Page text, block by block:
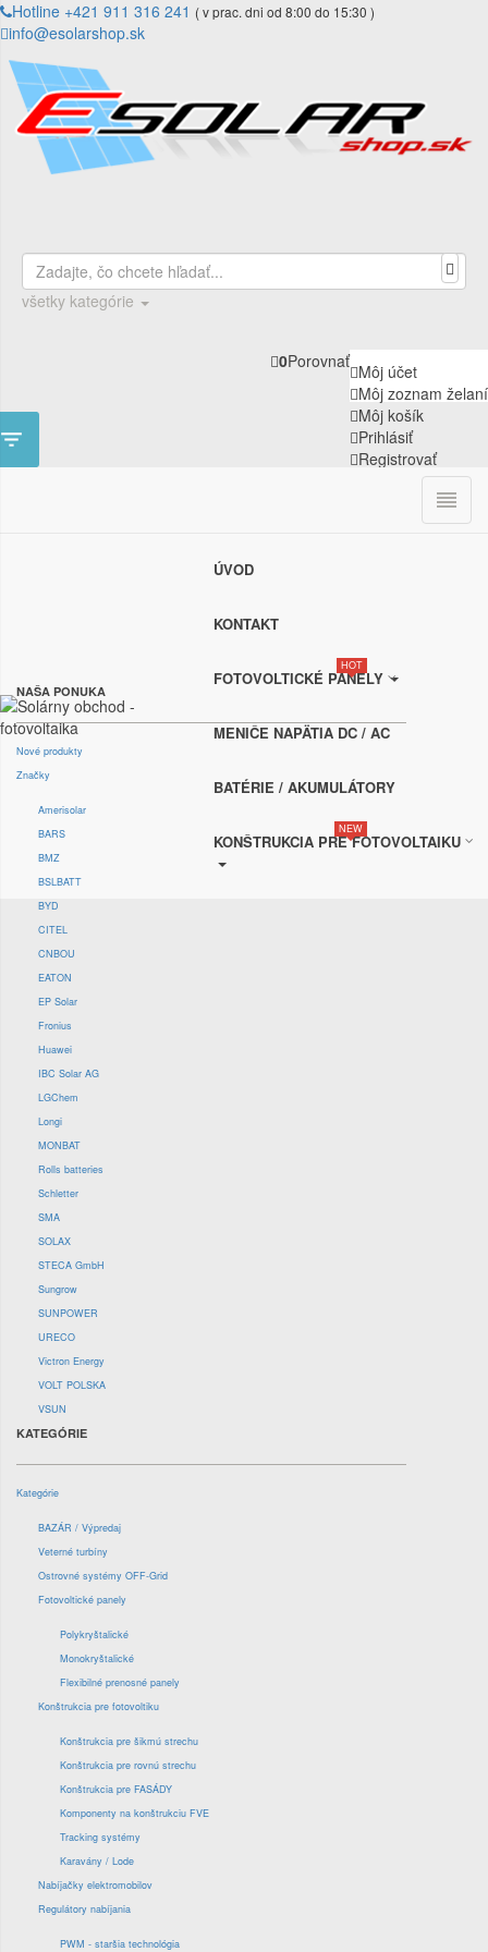
Hotline +421 911 316 241 ( v prac. dni od 8:00 do 15:30 )
info@esolarshop.sk
všetky kategórie
Môj účet
Môj zoznam želaní
Môj košík
Prihlásiť
Registrovať
0Porovnať

ÚVOD
KONTAKT
FOTOVOLTICKÉ PANELY
HOT
MENIČE NAPÄTIA DC / AC
BATÉRIE / AKUMULÁTORY
KONŠTRUKCIA PRE FOTOVOLTAIKU
NEW
Mapa Stránky E-Shopu
NAŠA PONUKA
Nové produkty
Značky
Amerisolar
BARS
BMZ
BSLBATT
BYD
CITEL
CNBOU
EATON
EP Solar
Fronius
Huawei
IBC Solar AG
LGChem
Longi
MONBAT
Rolls batteries
Schletter
SMA
SOLAX
STECA GmbH
Sungrow
SUNPOWER
URECO
Victron Energy
VOLT POLSKA
VSUN
KATEGÓRIE
Kategórie
BAZÁR / Výpredaj
Veterné turbíny
Ostrovné systémy OFF-Grid
Fotovoltické panely
Polykryštalické
Monokryštalické
Flexibilné prenosné panely
Konštrukcia pre fotovoltiku
Konštrukcia pre šikmú strechu
Konštrukcia pre rovnú strechu
Konštrukcia pre FASÁDY
Komponenty na konštrukciu FVE
Tracking systémy
Karavány / Lode
Nabíjačky elektromobilov
Regulátory nabíjania
PWM - staršia technológia